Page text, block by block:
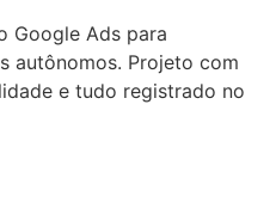
Google Ads para
autônomos. Projeto com
e tudo registrado no